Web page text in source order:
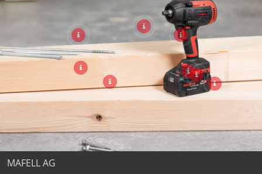
MAFELL AG